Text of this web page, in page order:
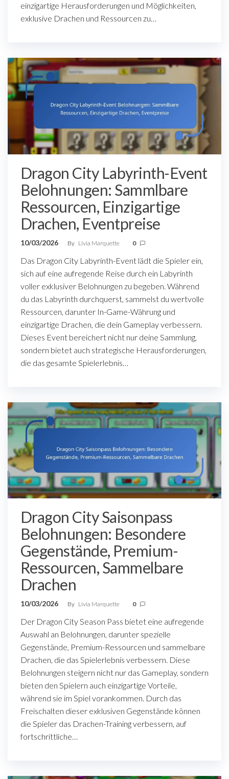
einzigartige Herausforderungen und Möglichkeiten,
exklusive Drachen und Ressourcen zu…
Dragon City Labyrinth-Event
Belohnungen: Sammlbare
Ressourcen, Einzigartige
Drachen, Eventpreise
10/03/2026 By Livia Marquette 0
Das Dragon City Labyrinth-Event lädt die Spieler ein,
sich auf eine aufregende Reise durch ein Labyrinth
voller exklusiver Belohnungen zu begeben. Während
du das Labyrinth durchquerst, sammelst du wertvolle
Ressourcen, darunter In-Game-Währung und
einzigartige Drachen, die dein Gameplay verbessern.
Dieses Event bereichert nicht nur deine Sammlung,
sondern bietet auch strategische Herausforderungen,
die das gesamte Spielerlebnis…
Dragon City Saisonpass
Belohnungen: Besondere
Gegenstände, Premium-
Ressourcen, Sammelbare
Drachen
10/03/2026 By Livia Marquette 0
Der Dragon City Season Pass bietet eine aufregende
Auswahl an Belohnungen, darunter spezielle
Gegenstände, Premium-Ressourcen und sammelbare
Drachen, die das Spielerlebnis verbessern. Diese
Belohnungen steigern nicht nur das Gameplay, sondern
bieten den Spielern auch einzigartige Vorteile,
während sie im Spiel vorankommen. Durch das
Freischalten dieser exklusiven Gegenstände können
die Spieler das Drachen-Training verbessern, auf
fortschrittliche…